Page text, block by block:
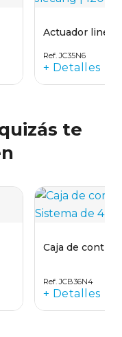
Actuador lineal
+ Detalles
Ref. JC35N6
te
Caja de control
+ Detalles
Ref. JCB36N4